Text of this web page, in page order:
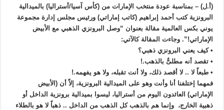
(أ.ل) – بمناسبة عودة منتخب الإمارات من (كأس آسيا/أستراليا) بالميدالية
البرونزية كتب أحمد إبراهيم (كاتب إماراتي) ورئيس مجلس إدارة مجموعة
يوني بكس العالمية مقالة بعنوان “وصل البرونزي الذهبي مع الأبيض
الإماراتي!”. وجاءت المقالة كالآتي:
• كيف يعني البرونزي ذهبي؟
• تقصد أنه مطلىٌّ بالذهب.!
• طبعاً لا .. لا أقصد ذلك، ولا أنت تقبله، ولا هو يفهمه.!
فمهما إختلفنا أنا وأنت وهو على الميدالية البرونزية، إلاّ أن (الأبيض
الإماراتي) العائدون اليوم من أستراليا، ليسوا بميدالية برونزية الداخل أو
ذهبية الخارج، وإنما هم بالذهب كل الذهب من الداخل .. ذهباً لا هو بالطلاء